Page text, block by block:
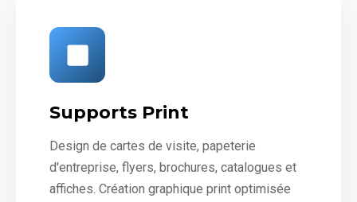
Supports Print
Design de cartes de visite, papeterie
d'entreprise, flyers, brochures, catalogues et
affiches. Création graphique print optimisée